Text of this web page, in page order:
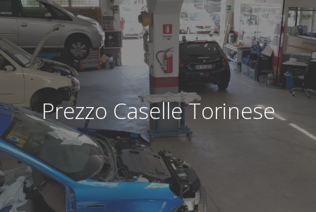
Prezzo Caselle Torinese